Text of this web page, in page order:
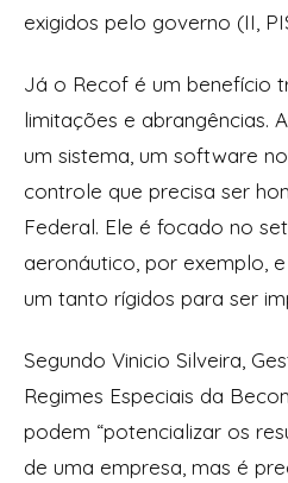
exigidos pelo governo (II,
Já o Recof é um benefício
limitações e abrangências.
um sistema, um software
controle que precisa ser
Federal. Ele é focado no
aeronáutico, por exemplo,
um tanto rígidos para ser
Segundo Vinicio Silveira,
Regimes Especiais da
podem “potencializar os
de uma empresa, mas é